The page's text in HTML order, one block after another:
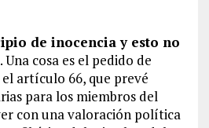
de inocencia y esto no
. Una cosa es el pedido de
artículo 66, que prevé
para los miembros del
con una valoración política